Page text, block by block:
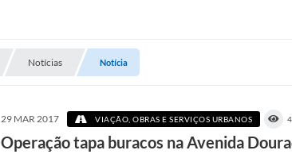
Notícias Notícia
29 MAR 2017 VIAÇÃO, OBRAS E SERVIÇOS URBANOS
Operação tapa buracos na Avenida